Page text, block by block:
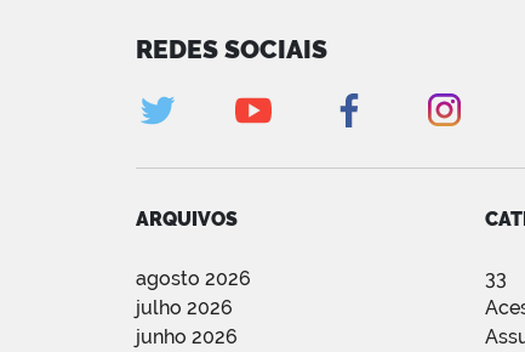
REDES SOCIAIS
ARQUIVOS
agosto 2026
julho 2026
junho 2026
33